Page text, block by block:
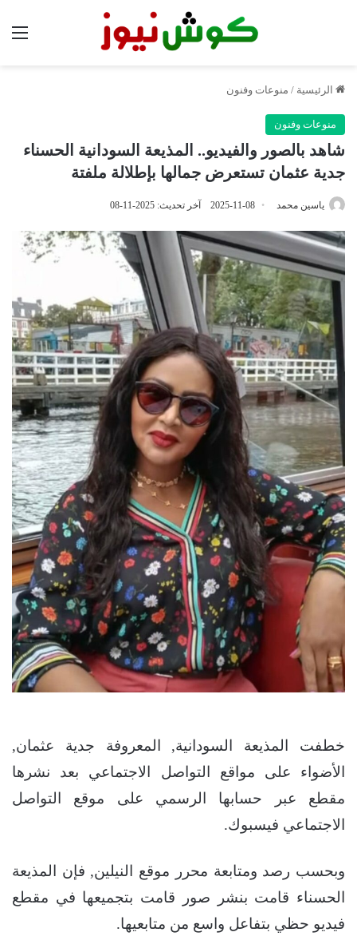
الرئيسية / منوعات وفنون
منوعات وفنون
شاهد بالصور والفيديو.. المذيعة السودانية الحسناء
جدية عثمان تستعرض جمالها بإطلالة ملفتة
ياسين محمد 2025-11-08 آخر تحديث: 2025-11-08
خطفت المذيعة السودانية, المعروفة جدية عثمان,
الأضواء على مواقع التواصل الاجتماعي بعد نشرها
مقطع عبر حسابها الرسمي على موقع التواصل
الاجتماعي فيسبوك.
وبحسب رصد ومتابعة محرر موقع النيلين, فإن المذيعة
الحسناء قامت بنشر صور قامت بتجميعها في مقطع
فيديو حظي بتفاعل واسع من متابعيها.